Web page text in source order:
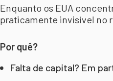
Enquanto os EUA
praticamente invisível no
Por quê?
Falta de capital? Em